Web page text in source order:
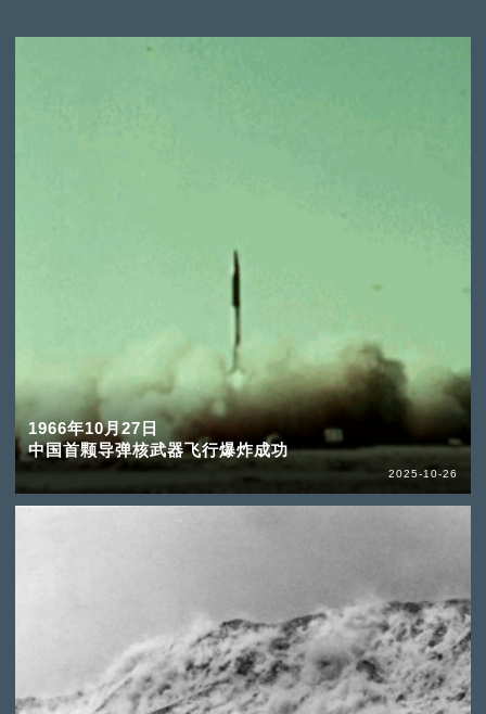
1966年10月27日
中国首颗导弹核武器飞行爆炸成功
2025-10-26